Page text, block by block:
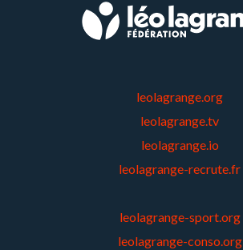
leolagrange.org
leolagrange.tv
leolagrange.io
leolagrange-recrute.fr
leolagrange-sport.org
leolagrange-conso.org